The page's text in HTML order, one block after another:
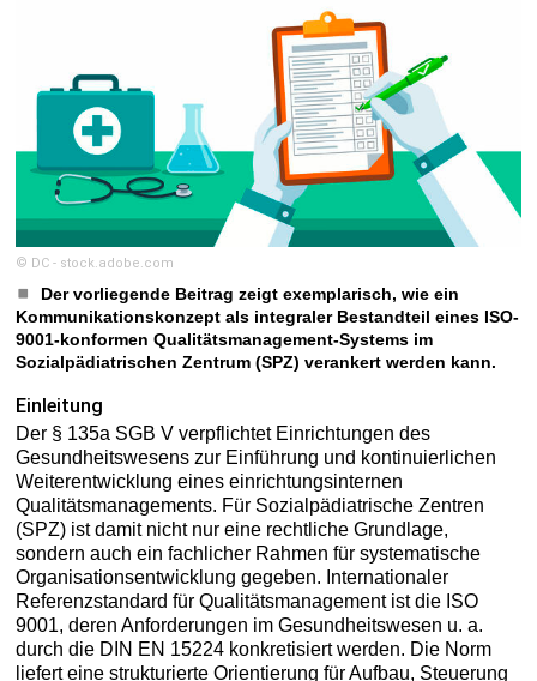
© DC - stock.adobe.com
Der vorliegende Beitrag zeigt exemplarisch, wie ein
Kommunikationskonzept als integraler Bestandteil eines ISO-
9001-konformen Qualitätsmanagement-Systems im
Sozialpädiatrischen Zentrum (SPZ) verankert werden kann.
Einleitung
Der § 135a SGB V verpflichtet Einrichtungen des
Gesundheitswesens zur Einführung und kontinuierlichen
Weiterentwicklung eines einrichtungsinternen
Qualitätsmanagements. Für Sozialpädiatrische Zentren
(SPZ) ist damit nicht nur eine rechtliche Grundlage,
sondern auch ein fachlicher Rahmen für systematische
Organisationsentwicklung gegeben. Internationaler
Referenzstandard für Qualitätsmanagement ist die ISO
9001, deren Anforderungen im Gesundheitswesen u. a.
durch die DIN EN 15224 konkretisiert werden. Die Norm
liefert eine strukturierte Orientierung für Aufbau, Steuerung